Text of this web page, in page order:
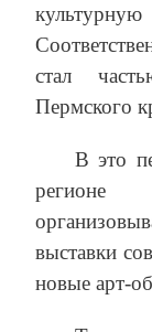
стал
Пермского
В это
выставки
новые арт-